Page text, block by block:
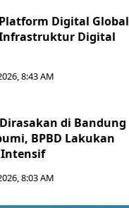
Platform Digital Global
Digital
8:43 AM
di Bandung
BPBD Lakukan
8:03 AM